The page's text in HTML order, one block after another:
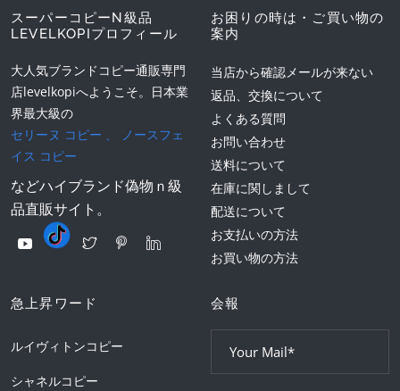
スーパーコピーN級品
LEVELKOPIプロフィール
大人気ブランドコピー通販専門
店levelkopiへようこそ。日本業
界最大級の
セリーヌ コピー 、
ノースフェ
イス コピー
などハイブランド偽物ｎ級
品直販サイト。
お困りの時は・ご買い物の
案内
当店から確認メールが来ない
返品、交換について
よくある質問
お問い合わせ
送料について
在庫に関しまして
配送について
お支払いの方法
お買い物の方法
急上昇ワード
ルイヴィトンコピー
シャネルコピー
会報